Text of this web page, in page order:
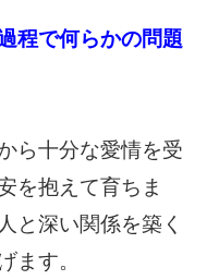
程で何らかの問題
ら十分な愛情を受
を抱えて育ちま
と深い関係を築く
ます。